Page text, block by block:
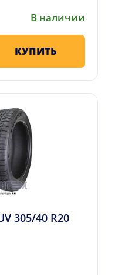
В наличии
КУПИТЬ
305/40 R20